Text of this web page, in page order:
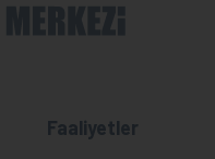
Faaliyetler